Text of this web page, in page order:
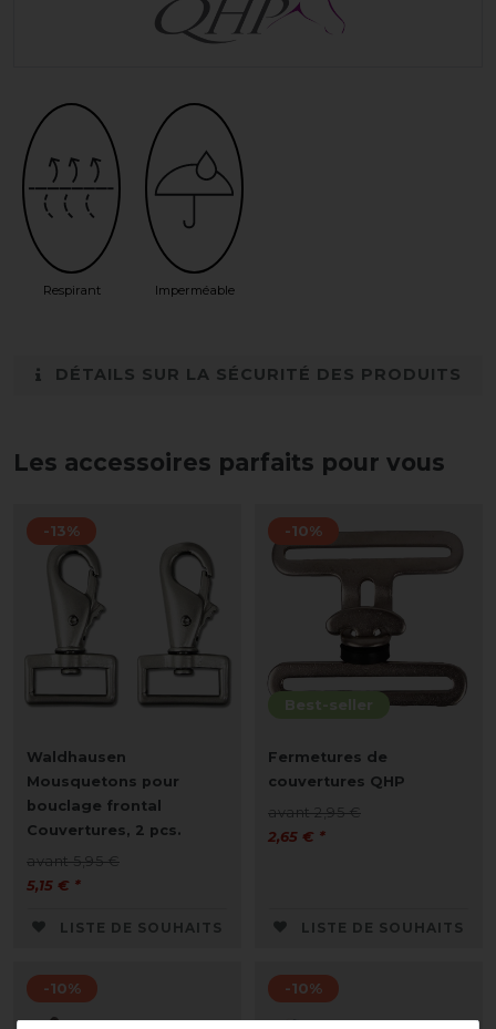
Respirant Imperméable
DÉTAILS SUR LA SÉCURITÉ DES PRODUITS
Les accessoires parfaits pour vous
-13%
Waldhausen
Mousquetons pour
bouclage frontal
Couvertures, 2 pcs.
avant 5,95 €
5,15 € *
LISTE DE SOUHAITS
Best-seller
-10%
Fermetures de
couvertures QHP
avant 2,95 €
2,65 € *
LISTE DE SOUHAITS
-10% -10%